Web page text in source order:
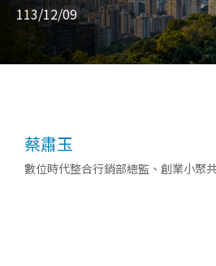
113/12/09
蔡肅玉
數位時代整合行銷部總監、創業小聚